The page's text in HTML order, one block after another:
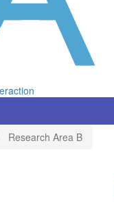
Research Area B